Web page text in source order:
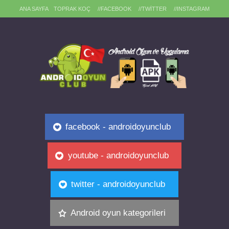
ANA SAYFA TOPRAK KOÇ //FACEBOOK //TWITTER //INSTAGRAM
facebook - androidoyunclub
youtube - androidoyunclub
twitter - androidoyunclub
Android oyun kategorileri